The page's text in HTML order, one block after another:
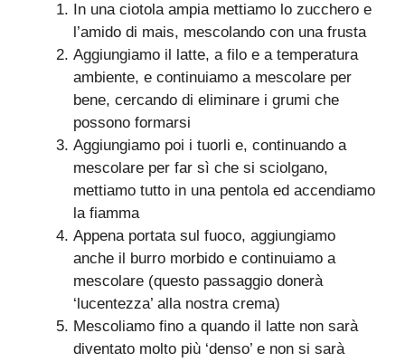
In una ciotola ampia mettiamo lo zucchero e
l’amido di mais, mescolando con una frusta
Aggiungiamo il latte, a filo e a temperatura
ambiente, e continuiamo a mescolare per
bene, cercando di eliminare i grumi che
possono formarsi
Aggiungiamo poi i tuorli e, continuando a
mescolare per far sì che si sciolgano,
mettiamo tutto in una pentola ed accendiamo
la fiamma
Appena portata sul fuoco, aggiungiamo
anche il burro morbido e continuiamo a
mescolare (questo passaggio donerà
‘lucentezza’ alla nostra crema)
Mescoliamo fino a quando il latte non sarà
diventato molto più ‘denso’ e non si sarà